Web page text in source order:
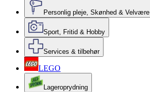
Personlig pleje, Skønhed & Velvære
Sport, Fritid & Hobby
Services & tilbehør
LEGO
Lageroprydning